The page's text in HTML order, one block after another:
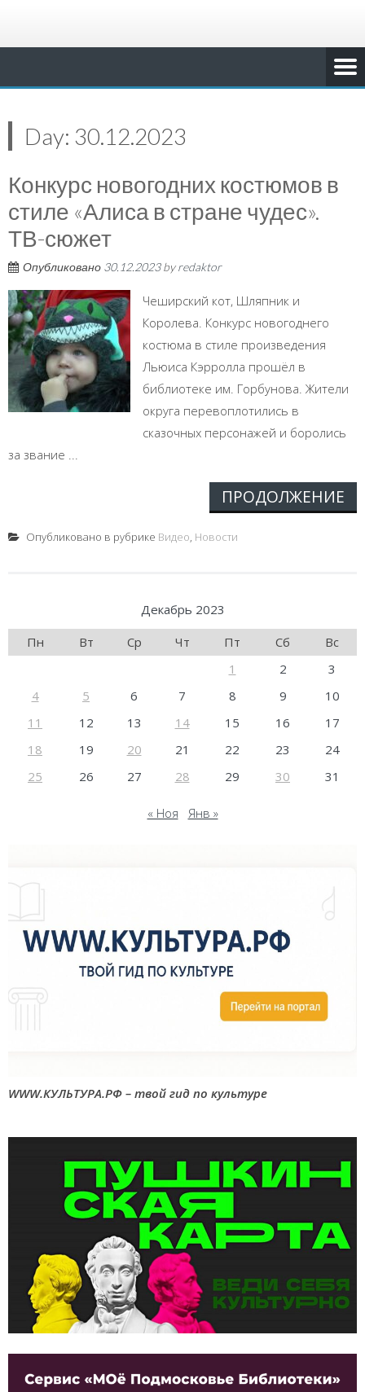
Day: 30.12.2023
Конкурс новогодних костюмов в
стиле «Алиса в стране чудес».
ТВ-сюжет
Опубликовано 30.12.2023byredaktor
Чеширский кот, Шляпник и
Королева. Конкурс новогоднего
костюма в стиле произведения
Льюиса Кэрролла прошёл в
библиотеке им. Горбунова. Жители
округа перевоплотились в
сказочных персонажей и боролись
за звание ...
ПРОДОЛЖЕНИЕ
Опубликовано в рубрике Видео, Новости
Декабрь 2023
Пн
Вт Ср Чт Пт Сб
Вс
1
2
3
4
5 6 7 8 9
10
11
12 13 14 15 16
17
18
19 20 21 22 23
24
25
26 27 28 29 30 31
« Ноя Янв »
WWW.КУЛЬТУРА.РФ – твой гид по культуре